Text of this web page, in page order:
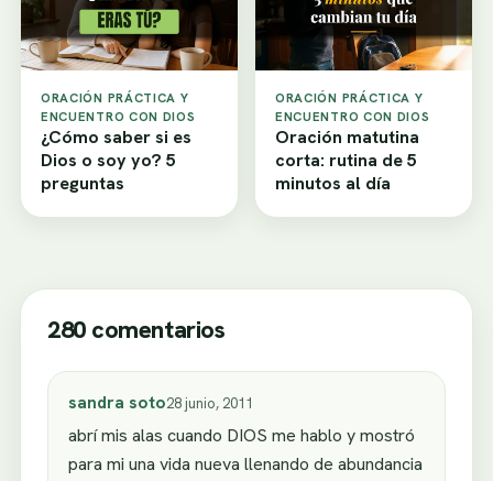
ORACIÓN PRÁCTICA Y
ENCUENTRO CON DIOS
¿Cómo saber si es
Dios o soy yo? 5
preguntas
ORACIÓN PRÁCTICA Y
ENCUENTRO CON DIOS
Oración matutina
corta: rutina de 5
minutos al día
280 comentarios
sandra soto28 junio, 2011
abrí mis alas cuando DIOS me hablo y mostró
para mi una vida nueva llenando de abundancia